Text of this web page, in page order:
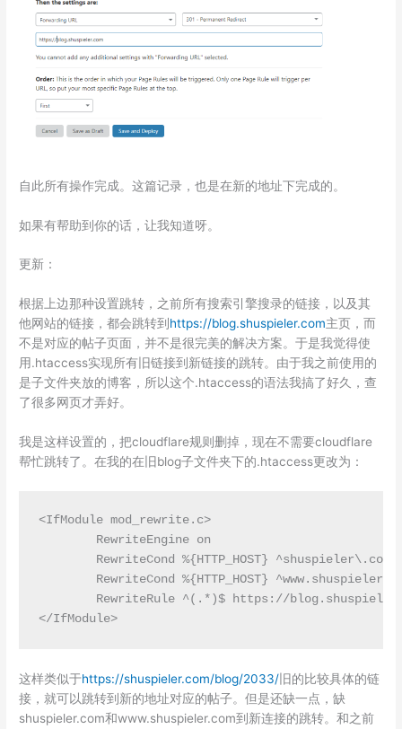
自此所有操作完成。这篇记录，也是在新的地址下完成的。
如果有帮助到你的话，让我知道呀。
更新：
根据上边那种设置跳转，之前所有搜索引擎搜录的链接，以及其
他网站的链接，都会跳转到 https://blog.shuspieler.com主页，而
不是对应的帖子页面，并不是很完美的解决方案。于是我觉得使
用.htaccess实现所有旧链接到新链接的跳转。由于我之前使用的
是子文件夹放的博客，所以这个.htaccess的语法我搞了好久，查
了很多网页才弄好。
我是这样设置的，把cloudflare规则删掉，现在不需要cloudflare
帮忙跳转了。在我的在旧blog子文件夹下的.htaccess更改为：
<IfModule mod_rewrite.c>
        RewriteEngine on
RewriteCond %{HTTP_HOST} ^shuspieler\.com$
RewriteCond %{HTTP_HOST}
RewriteRule ^(.*)$ https://
</IfModule>
这样类似于https://shuspieler.com/blog/2033/ 旧的比较具体的链
接，就可以跳转到新的地址对应的帖子。但是还缺一点，缺
shuspieler.com和www.shuspieler.com到新连接的跳转。和之前